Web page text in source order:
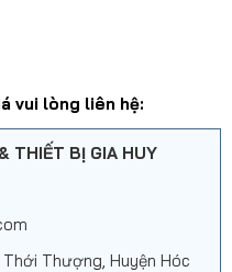
vui lòng liên hệ:
THIẾT BỊ GIA HUY
Thượng, Huyện Hóc